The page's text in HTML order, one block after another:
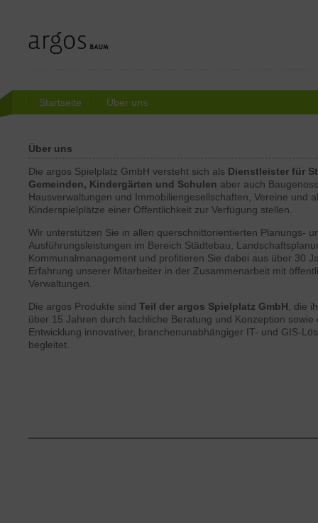
Startseite Über uns
Über uns
Die argos Spielplatz GmbH versteht sich als Dienstleister für
Gemeinden, Kindergärten und Schulen aber auch
Hausverwaltungen und Immobiliengesellschaften, Vereine und
Kinderspielplätze einer Öffentlichkeit zur Verfügung stellen.
Wir unterstützen Sie in allen querschnittorientierten Planungs-
Ausführungsleistungen im Bereich Städtebau,
Kommunalmanagement und profitieren Sie dabei aus über 30
Erfahrung unserer Mitarbeiter in der Zusammenarbeit mit
Verwaltungen.
Die argos Produkte sind Teil der argos Spielplatz GmbH , die
über 15 Jahren durch fachliche Beratung und Konzeption sowie
Entwicklung innovativer, branchenunabhängiger IT- und GIS-
begleitet.